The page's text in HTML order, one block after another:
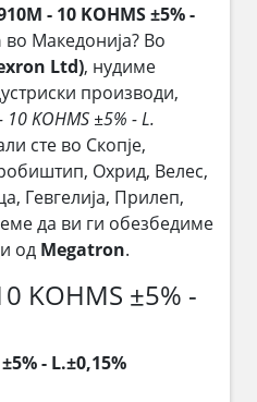
- 10 KOHMS ±5% -
во Македонија? Во
Ltd), нудиме
производи,
10 KOHMS ±5% - L.
сте во Скопје,
Охрид, Велес,
Гевгелија, Прилеп,
да ви ги обезбедиме
од Megatron.
KOHMS ±5% -
- L.±0,15%